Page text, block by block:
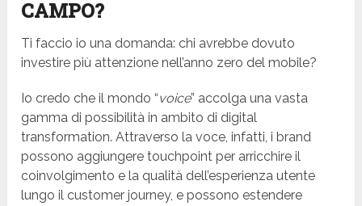
CAMPO?
Ti faccio io una domanda: chi avrebbe dovuto
investire più attenzione nell’anno zero del mobile?
Io credo che il mondo “voice” accolga una vasta
gamma di possibilità in ambito di digital
transformation. Attraverso la voce, infatti, i brand
possono aggiungere touchpoint per arricchire il
coinvolgimento e la qualità dell’esperienza utente
lungo il customer journey, e possono estendere